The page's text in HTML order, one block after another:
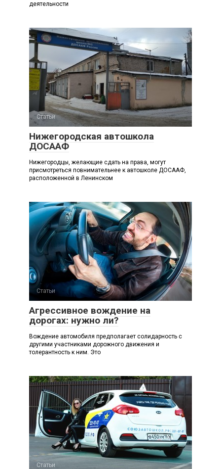
деятельности
Статьи
Нижегородская автошкола
ДОСААФ
Нижегородцы, желающие сдать на права, могут
присмотреться повнимательнее к автошколе ДОСААФ,
расположенной в Ленинском
Статьи
Агрессивное вождение на
дорогах: нужно ли?
Вождение автомобиля предполагает солидарность с
другими участниками дорожного движения и
толерантность к ним. Это
Статьи